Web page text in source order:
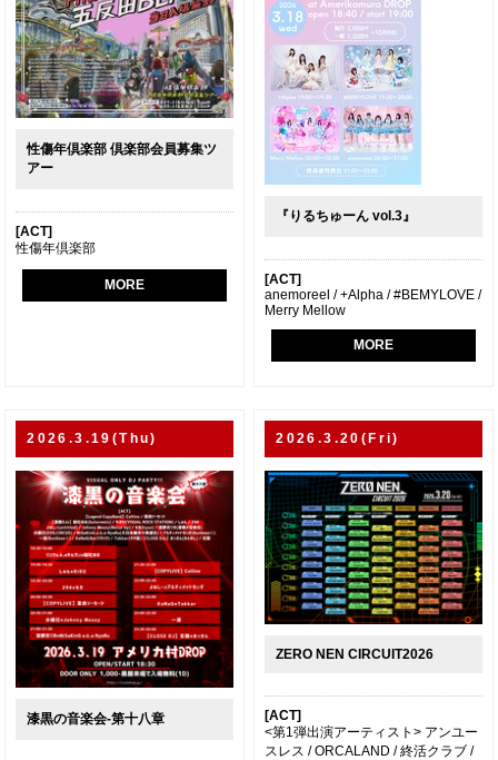
性傷年倶楽部 倶楽部会員募集ツ
アー
[ACT]
性傷年倶楽部
MORE
『りるちゅーん vol.3』
[ACT]
anemoreel / +Alpha / #BEMYLOVE /
Merry Mellow
MORE
2026.3.19(Thu)
漆黒の音楽会-第十八章
2026.3.20(Fri)
ZERO NEN CIRCUIT2026
[ACT]
<第1弾出演アーティスト> アンユー
スレス / ORCALAND / 終活クラブ /